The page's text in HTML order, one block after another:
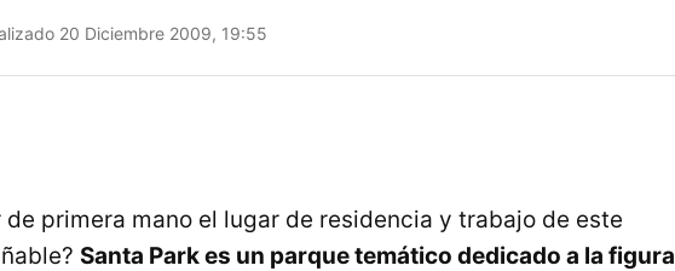
20 Diciembre 2009, 19:55
primera mano el lugar de residencia y trabajo de este
Santa Park es un parque temático dedicado a la figura